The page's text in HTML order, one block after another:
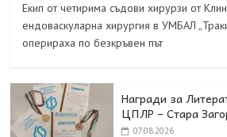
Екип от четирима съдови хирурзи от
ендоваскуларна хирургия в УМБАЛ
оперираха по безкръвен път
Награди за
ЦПЛР – Стара
07.08.2026